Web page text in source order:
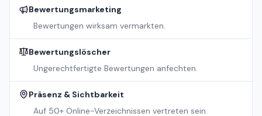
Bewertungsmarketing
Bewertungen wirksam vermarkten.
Bewertungslöscher
Ungerechtfertigte Bewertungen anfechten.
Präsenz & Sichtbarkeit
Auf 50+ Online-Verzeichnissen vertreten sein.